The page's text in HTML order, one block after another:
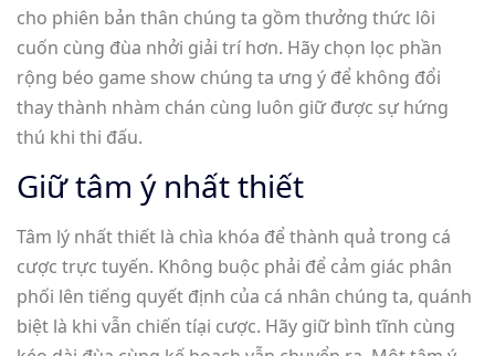
cho phiên bản thân chúng ta gồm thưởng thức lôi
cuốn cùng đùa nhởi giải trí hơn. Hãy chọn lọc phần
rộng béo game show chúng ta ưng ý để không đổi
thay thành nhàm chán cùng luôn giữ được sự hứng
thú khi thi đấu.
Giữ tâm ý nhất thiết
Tâm lý nhất thiết là chìa khóa để thành quả trong cá
cược trực tuyến. Không buộc phải để cảm giác phân
phối lên tiếng quyết định của cá nhân chúng ta, quánh
biệt là khi vẫn chiến tíại cược. Hãy giữ bình tĩnh cùng